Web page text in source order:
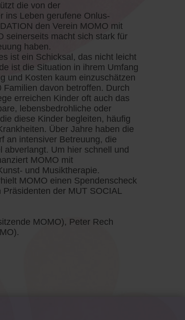
die von der
ins Leben gerufene Onlus-
den Verein MOMO mit
seinerseits macht sich stark für
haben.
ist ein Schicksal, das nicht leicht
ist die Situation in ihrem Umfang
und Kosten kaum einzuschätzen
davon betroffen. Durch
erreichen Kinder oft auch das
lebensbedrohliche oder
diese Kinder begleiten, häufig
Über Jahre haben die
an intensiver Betreuung, die
Um hier schnell und
MOMO mit
und Musiktherapie.
MOMO einen Spendenscheck
der MUT SOCIAL
MOMO), Peter Rech